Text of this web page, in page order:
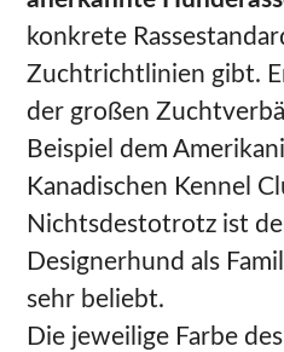
konkrete
Zuchtrichtlinien gibt.
der großen
Beispiel dem
Kanadischen Kennel
Nichtsdestotrotz ist
Designerhund als
sehr beliebt.
Die jeweilige Farbe